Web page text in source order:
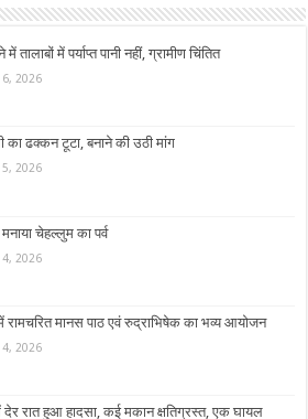
में तालाबों में पर्याप्त पानी नहीं, ग्रामीण चिंतित
6, 2026
का ढक्कन टूटा, बनाने की उठी मांग
5, 2026
चेहल्लुम का पर्व
4, 2026
रामचरित मानस पाठ एवं रुद्राभिषेक का भव्य आयोजन
4, 2026
देर रात हुआ हादसा, कई मकान क्षतिग्रस्त, एक घायल